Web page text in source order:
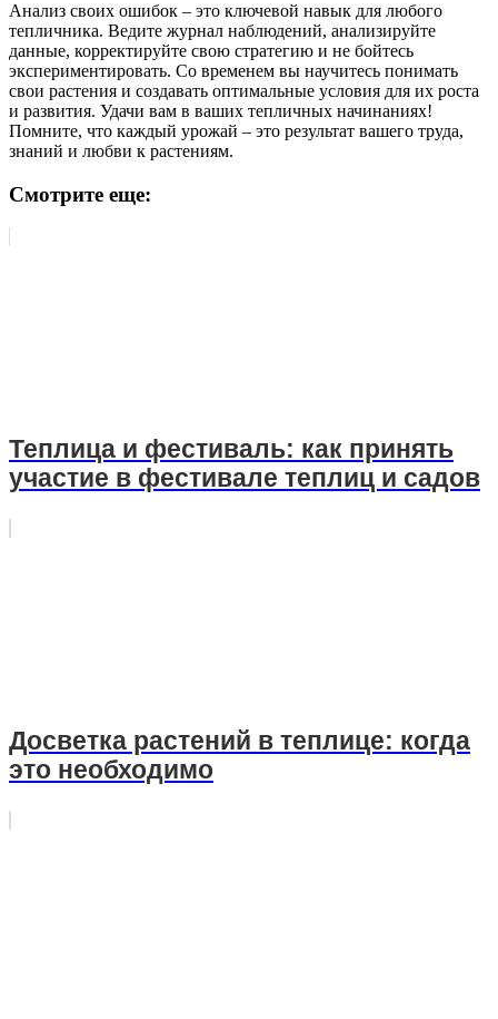
Анализ своих ошибок – это ключевой навык для любого
тепличника. Ведите журнал наблюдений, анализируйте
данные, корректируйте свою стратегию и не бойтесь
экспериментировать. Со временем вы научитесь понимать
свои растения и создавать оптимальные условия для их роста
и развития. Удачи вам в ваших тепличных начинаниях!
Помните, что каждый урожай – это результат вашего труда,
знаний и любви к растениям.
Смотрите еще:
Теплица и фестиваль: как принять
участие в фестивале теплиц и садов
Досветка растений в теплице: когда
это необходимо